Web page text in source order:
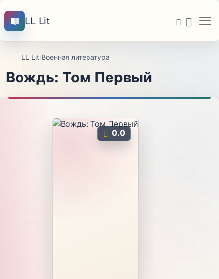
LL Lit
LL Lit/Военная литература
Вождь: Том Первый
0.0